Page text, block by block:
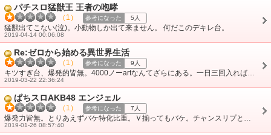
パチスロ猛獣王 王者の咆哮
（1） 参考になった 5人
猛獣出てこない(泣)。小動物しか出て来ません。 何だこのデキレ台。
2019-04-14 00:06:08
Re:ゼロから始める異世界生活
（1） 参考になった 9人
キツすぎ台、爆発的皆無。4000ノーartなんてざらにある。一日三回入れば良い方。full回転で二回入ってどちらかで完走目指す台。白鯨はデキレ、つーか撃破率アイ・・・
2019-03-22 22:36:24
ぱちスロAKB48 エンジェル
（1） 参考になった 7人
爆発力皆無。とりあえずバケ特化比重。Ｖ揃ってもバケ。チャンスリプとりあえず空気、って言うか来ない。bigがプレミアムボナ。2000回でビ①バ③がデフォ。
2019-01-26 08:57:40